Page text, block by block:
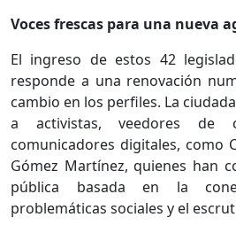
Voces frescas para una nueva
El ingreso de estos 42
responde a una renovación
cambio en los perfiles. La
a activistas, veedores de
comunicadores digitales, como
Gómez Martínez, quienes han
pública basada en la
problemáticas sociales y el